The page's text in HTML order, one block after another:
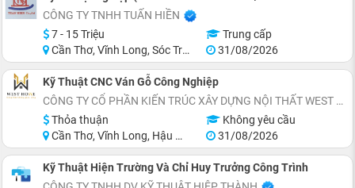
CÔNG TY TNHH TUẤN HIỀN
7 - 15 Triệu
Trung cấp
Cần Thơ, Vĩnh Long, Sóc Trăng, Cà Mau
31/08/2026
Kỹ Thuật CNC Ván Gỗ Công Nghiệp
CÔNG TY CỔ PHẦN KIẾN TRÚC XÂY DỰNG NỘI THẤT WEST HOME
Thỏa thuận
Không yêu cầu
Cần Thơ, Vĩnh Long, Hậu Giang
31/08/2026
Kỹ Thuật Hiện Trường Và Chỉ Huy Trưởng Công Trình